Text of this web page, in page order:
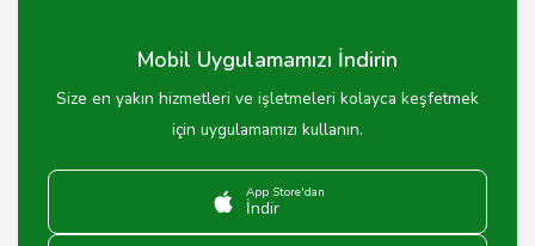
Mobil Uygulamamızı İndirin
Size en yakın hizmetleri ve işletmeleri kolayca keşfetmek
için uygulamamızı kullanın.
App Store'dan
İndir